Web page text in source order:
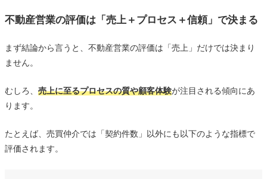
評価される営業に共通する3つの考え方
まとめ｜売上以外の努力は“見えないようで見えている”
不動産営業の評価は「売上＋プロセス＋信頼」で決まる
まず結論から言うと、不動産営業の評価は「売上」だけでは決まり
ません。
むしろ、 売上に至るプロセスの質や顧客体験が注目される傾向にあ
ります。
たとえば、売買仲介では「契約件数」以外にも以下のような指標で
評価されます。